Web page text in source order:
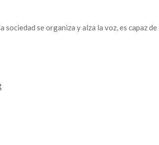
se organiza y alza la voz, es capaz